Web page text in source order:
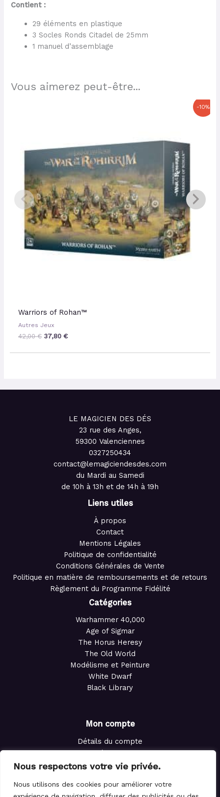
Nous respectons votre vie privée.
Nous utilisons des cookies pour améliorer votre
Contient :
29 éléments en plastique
3 Socles Ronds Citadel de 25mm
1 manuel d’assemblage
Vous aimerez peut-être...
-10%
Warriors of Rohan™
Autres Jeux
42,00€ 37,80€
LE MAGICIEN DES DÉS
23 rue des Anges,
59300 Valenciennes
0327250434
contact@lemagiciendesdes.com
du Mardi au Samedi
de 10h à 13h et de 14h à 19h
Liens utiles
À propos
Contact
Mentions Légales
Politique de confidentialité
Conditions Générales de Vente
Politique en matière de remboursements et de retours
Règlement du Programme Fidélité
Catégories
Warhammer 40,000
Age of Sigmar
The Horus Heresy
The Old World
Modélisme et Peinture
White Dwarf
Black Library
Mon compte
Détails du compte
Adresses
Commandes
Panier